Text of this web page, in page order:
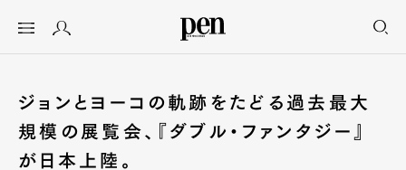
ジョンとヨーコの軌跡をたどる過去最大
規模の展覧会、『ダブル・ファンタジー』
が日本上陸。